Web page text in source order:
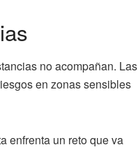
no acompañan. Las
en zonas sensibles
enfrenta un reto que va